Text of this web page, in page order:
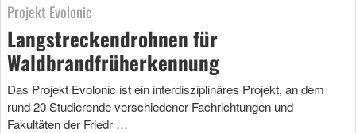
Projekt Evolonic
Langstreckendrohnen für
Waldbrandfrüherkennung
Das Projekt Evolonic ist ein interdisziplinäres Projekt, an dem
rund 20 Studierende verschiedener Fachrichtungen und
Fakultäten der Friedr …